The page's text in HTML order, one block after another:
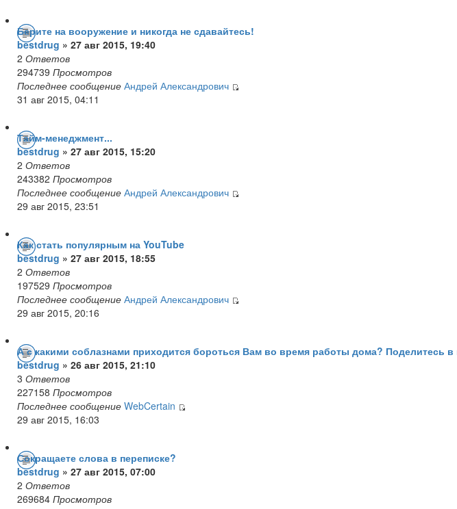
Берите на вооружение и никогда не сдавайтесь!
bestdrug » 27 авг 2015, 19:40
2 Ответов
294739 Просмотров
Последнее сообщение Андрей Александрович
31 авг 2015, 04:11
Тайм-менеджмент...
bestdrug » 27 авг 2015, 15:20
2 Ответов
243382 Просмотров
Последнее сообщение Андрей Александрович
29 авг 2015, 23:51
Как стать популярным на YouTube
bestdrug » 27 авг 2015, 18:55
2 Ответов
197529 Просмотров
Последнее сообщение Андрей Александрович
29 авг 2015, 20:16
А с какими соблазнами приходится бороться Вам во время работы дома? Поделитесь в
bestdrug » 26 авг 2015, 21:10
3 Ответов
227158 Просмотров
Последнее сообщение WebCertain
29 авг 2015, 16:03
Сокращаете слова в переписке?
bestdrug » 27 авг 2015, 07:00
2 Ответов
269684 Просмотров